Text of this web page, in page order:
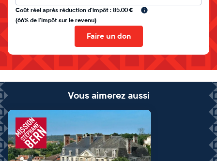
Coût réel après réduction d'impôt : 85.00 €
(66% de l'impôt sur le revenu)
Faire un don
Vous aimerez aussi